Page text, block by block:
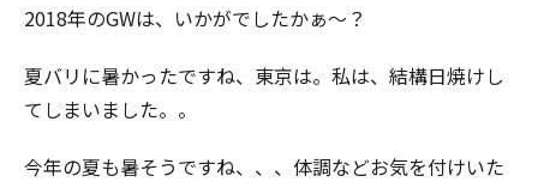
2018年のGWは、いかがでしたかぁ～？
夏バリに暑かったですね、東京は。私は、結構日焼けし
てしまいました。。
今年の夏も暑そうですね、、、体調などお気を付けいた